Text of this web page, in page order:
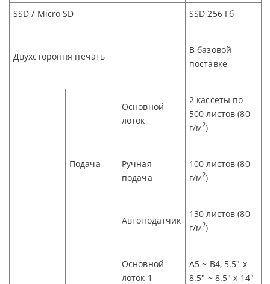
SSD / Micro SD SSD 256 Гб
Двухстороння печать
В базовой
поставке
Подача
Основной
лоток
2 кассеты по
500 листов (80
г/м2)
Ручная
подача
100 листов (80
г/м2)
Автоподатчик
130 листов (80
г/м2)
Основной
лоток 1
A5 ~ B4, 5.5" x
8.5" ~ 8.5" x 14"